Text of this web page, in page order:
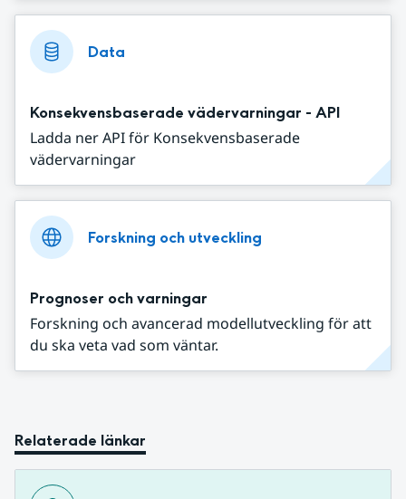
Data
Konsekvensbaserade vädervarningar - API
Ladda ner API för Konsekvensbaserade
vädervarningar
Forskning och utveckling
Prognoser och varningar
Forskning och avancerad modellutveckling för att
du ska veta vad som väntar.
Relaterade länkar